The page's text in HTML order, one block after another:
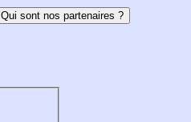
Qui sont nos partenaires ?